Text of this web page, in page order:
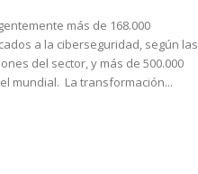
más de 168.000
a la ciberseguridad, según las
del sector, y más de 500.000
profesionales a nivel mundial. La transformación...